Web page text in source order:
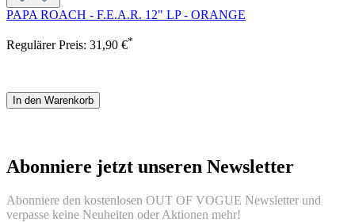
PAPA ROACH - F.E.A.R. 12" LP - ORANGE
Regulärer Preis: 31,90 €*
In den Warenkorb
Abonniere jetzt unseren Newsletter
Abonniere den kostenlosen OUT OF VOGUE Newsletter und
verpasse keine Neuheiten oder Aktionen mehr!